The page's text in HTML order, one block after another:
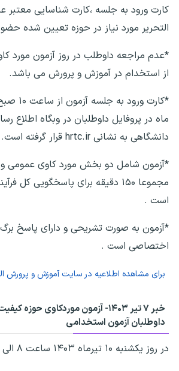
کارت ورود به جلسه ،کارت شناسایی معتبر
التحریر مورد نیاز در حوزه تعیین شده
*عدم مراجعه داوطلب در روز آزمون مورد
از استخدام در آموزش و پرورش می باشد.
ماه در پروفایل داوطلبان در وبگاه اطلاع
دانشگاهی به نشانی hrtc.ir قرار گرفته است.
*آزمون شامل دو بخش مورد کاوی عمومی
مجموعا ۱۵۰ دقیقه برای پاسخگویی
است .
*آزمون به صورت تشریحی و دارای پاسخ
اختصاصی است .
برای مشاهده اطلاعیه در سایت آموزش و پرورش
خبر ۷ تیر ۱۴۰۳- آزمون موردکاوی
داوطلبان آزمون استخدامی
در روز یکشنبه ۱۰ تیرماه ۱۴۰۳ ساعت ۸ الی ۱۰:۳۰